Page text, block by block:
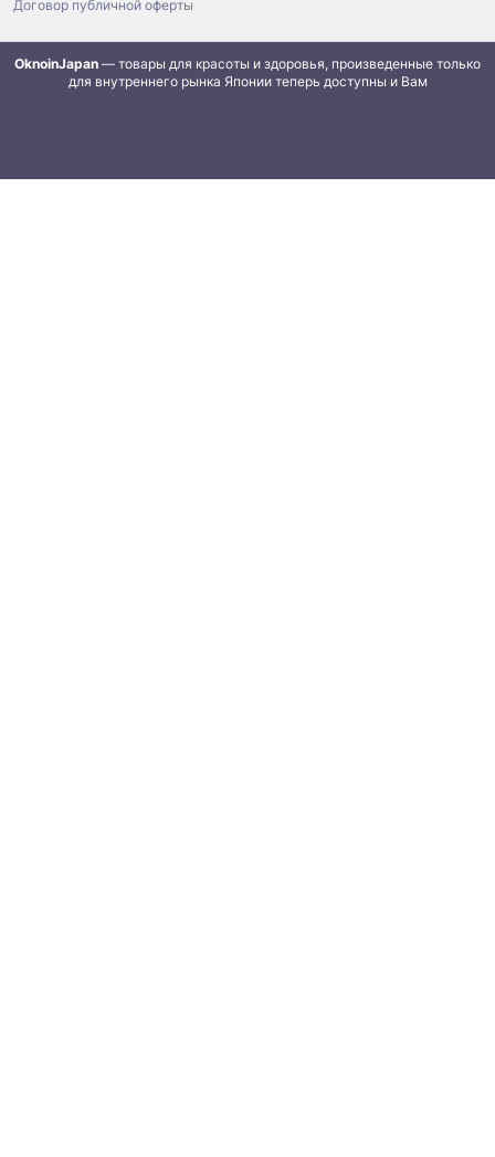
Договор публичной оферты
OknoinJapan — товары для красоты и здоровья, произведенные только
для внутреннего рынка Японии теперь доступны и Вам